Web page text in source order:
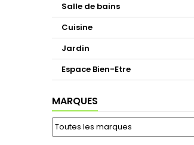
Salle de bains
Cuisine
Jardin
Espace Bien-Etre
MARQUES